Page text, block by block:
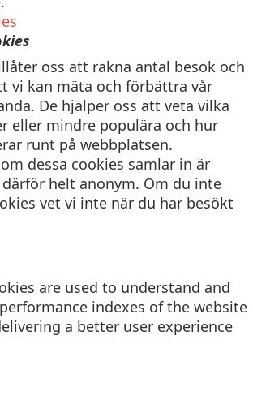
oss att räkna antal besök och
vi kan mäta och förbättra vår
De hjälper oss att veta vilka
eller mindre populära och hur
runt på webbplatsen.
dessa cookies samlar in är
helt anonym. Om du inte
vet vi inte när du har besökt
are used to understand and
indexes of the website
a better user experience